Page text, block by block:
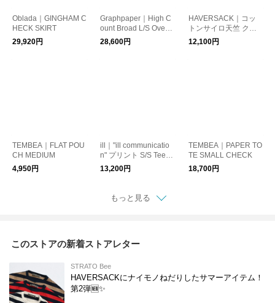
Oblada｜GINGHAM C
HECK SKIRT
29,920円
Graphpaper｜High C
ount Broad L/S Oversi
zed Band Collar Shirt
28,600円
HAVERSACK｜コッ
トンサイロ天竺 クル
ーネック Tシャツ
12,100円
TEMBEA｜FLAT POU
CH MEDIUM
4,950円
ill｜"ill communicatio
n" プリント S/S Tee M
ade by Ohh! & Dyed b
y AULICO
13,200円
TEMBEA｜PAPER TO
TE SMALL CHECK
18,700円
もっと見る
このストアの新着ストアレター
STRATO Bee
HAVERSACKにナイモノねだりしたサマーアイテム！
第2弾🆕✨